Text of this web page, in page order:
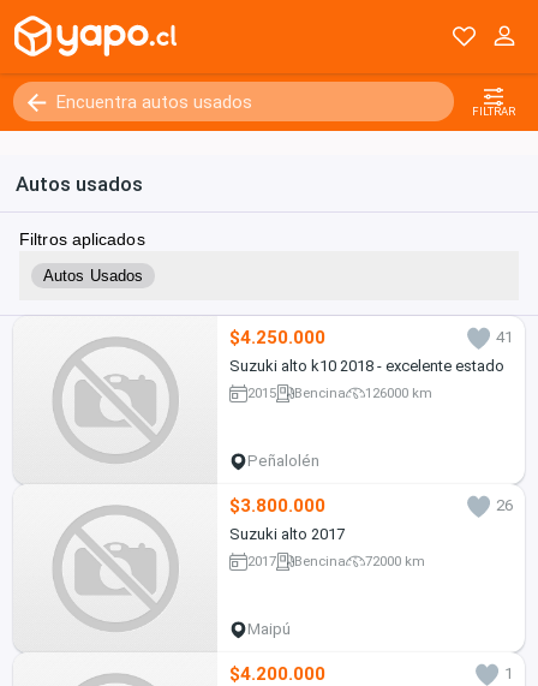
FILTRAR
Autos usados
Filtros aplicados
Autos Usados
$4.250.000
41
Suzuki alto k10 2018 - excelente estado
2015 Bencina 126000 km
Peñalolén
$3.800.000
26
Suzuki alto 2017
2017 Bencina 72000 km
Maipú
$4.200.000
1